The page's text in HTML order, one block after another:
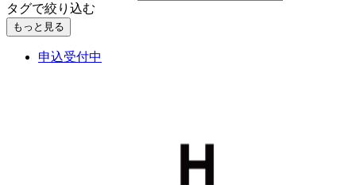
タグで絞り込む
もっと見る
申込受付中